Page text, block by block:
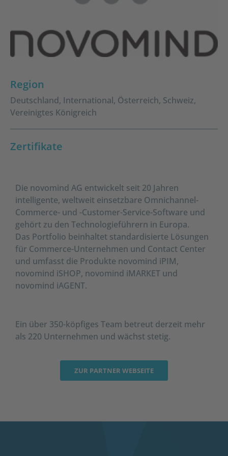
Region
Deutschland, International, Österreich, Schweiz,
Vereinigtes Königreich
Zertifikate
Die novomind AG entwickelt seit 20 Jahren
intelligente, weltweit einsetzbare Omnichannel-
Commerce- und -Customer-Service-Software und
gehört zu den Technologieführern in Europa.
Das Portfolio beinhaltet standardisierte Lösungen
für Commerce-Unternehmen und Contact Center
und umfasst die Produkte novomind iPIM,
novomind iSHOP, novomind iMARKET und
novomind iAGENT.
Ein über 350-köpfiges Team betreut derzeit mehr
als 220 Unternehmen und wächst stetig.
ZUR PARTNER WEBSEITE